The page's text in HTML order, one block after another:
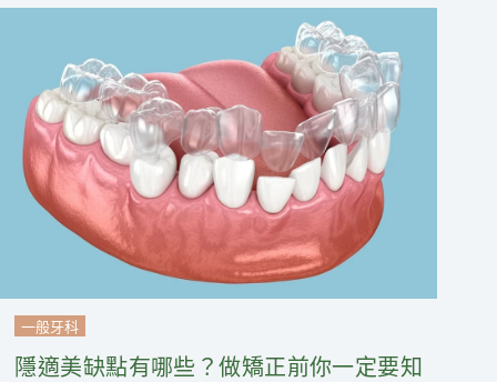
一般牙科
隱適美缺點有哪些？做矯正前你一定要知